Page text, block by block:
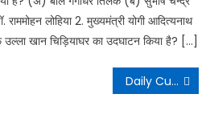
लोहिया 2. मुख्यमंत्री योगी आदित्यनाथ
खान चिड़ियाघर का उदघाटन किया है? […]
Daily Current Affairs – 12 June 2021